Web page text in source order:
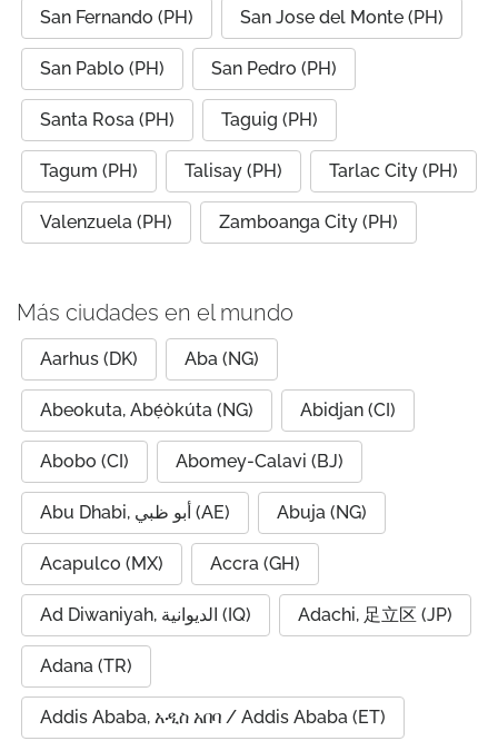
San Fernando (PH) San Jose del Monte (PH)
San Pablo (PH) San Pedro (PH)
Santa Rosa (PH) Taguig (PH)
Tagum (PH) Talisay (PH) Tarlac City (PH)
Valenzuela (PH) Zamboanga City (PH)
Más ciudades en el mundo
Aarhus (DK) Aba (NG)
Abeokuta, Abẹ́òkúta (NG) Abidjan (CI)
Abobo (CI) Abomey-Calavi (BJ)
Abu Dhabi, أبو ظبي (AE) Abuja (NG)
Acapulco (MX) Accra (GH)
Ad Diwaniyah, الديوانية (IQ) Adachi, 足立区 (JP)
Adana (TR)
Addis Ababa, አዲስ አበባ / Addis Ababa (ET)